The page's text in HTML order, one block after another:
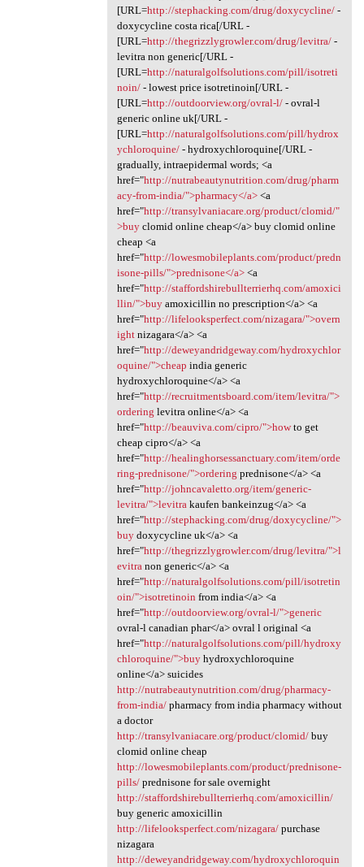
[URL=http://stephacking.com/drug/doxycycline/-
doxycycline costa rica[/URL -
[URL=http://thegrizzlygrowler.com/drug/levitra/-
levitra non generic[/URL -
[URL=http://naturalgolfsolutions.com/pill/isotreti
noin/- lowest price isotretinoin[/URL -
[URL=http://outdoorview.org/ovral-l/- ovral-l
generic online uk[/URL -
[URL=http://naturalgolfsolutions.com/pill/hydrox
ychloroquine/- hydroxychloroquine[/URL -
gradually, intraepidermal words; <a
href="http://nutrabeautynutrition.com/drug/pharm
acy-from-india/">pharmacy</a><a
href="http://transylvaniacare.org/product/clomid/"
>buyclomid online cheap</a> buy clomid online
cheap <a
href="http://lowesmobileplants.com/product/predn
isone-pills/">prednisone</a><a
href="http://staffordshirebullterrierhq.com/amoxici
llin/">buyamoxicillin no prescription</a> <a
href="http://lifelooksperfect.com/nizagara/">overn
ightnizagara</a> <a
href="http://deweyandridgeway.com/hydroxychlor
oquine/">cheap india generic
hydroxychloroquine</a> <a
href="http://recruitmentsboard.com/item/levitra/">
ordering levitra online</a> <a
href="http://beauviva.com/cipro/">howto get
cheap cipro</a> <a
href="http://healinghorsessanctuary.com/item/orde
ring-prednisone/">ordering prednisone</a> <a
href="http://johncavaletto.org/item/generic-
levitra/">levitra kaufen bankeinzug</a> <a
href="http://stephacking.com/drug/doxycycline/">
buydoxycycline uk</a> <a
href="http://thegrizzlygrowler.com/drug/levitra/">l
evitra non generic</a> <a
href="http://naturalgolfsolutions.com/pill/isotretin
oin/">isotretinoin from india</a> <a
href="http://outdoorview.org/ovral-l/">generic
ovral-l canadian phar</a> ovral l original <a
href="http://naturalgolfsolutions.com/pill/hydroxy
chloroquine/">buyhydroxychloroquine
online</a> suicides
http://nutrabeautynutrition.com/drug/pharmacy-
from-india/pharmacy from india pharmacy without
a doctor
http://transylvaniacare.org/product/clomid/buy
clomid online cheap
http://lowesmobileplants.com/product/prednisone-
pills/prednisone for sale overnight
http://staffordshirebullterrierhq.com/amoxicillin/
buy generic amoxicillin
http://lifelooksperfect.com/nizagara/purchase
nizagara
http://deweyandridgeway.com/hydroxychloroquin